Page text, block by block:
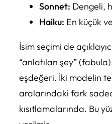
Sonnet: Dengeli,
Haiku: En küçük ve
İsim seçimi de
“anlatılan şey”
eşdeğeri. İki modelin
aralarındaki fark
kısıtlamalarında. Bu